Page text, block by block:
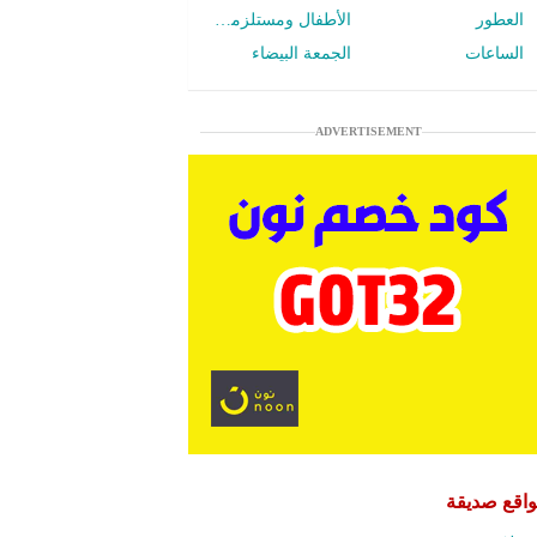
العطور
الأطفال ومستلزمات الرضع
الساعات
الجمعة البيضاء
ADVERTISEMENT
صديقة